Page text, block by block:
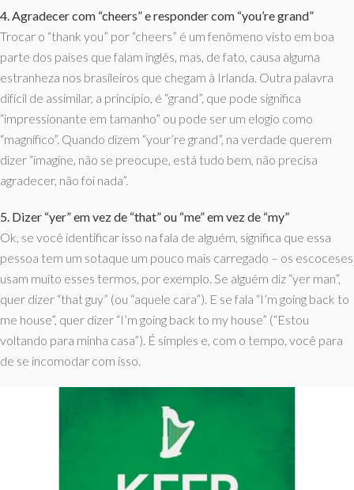
4. Agradecer com “cheers” e responder com “you’re grand”
Trocar o “thank you” por “cheers” é um fenômeno visto em boa
parte dos países que falam inglês, mas, de fato, causa alguma
estranheza nos brasileiros que chegam à Irlanda. Outra palavra
difícil de assimilar, a princípio, é “grand”, que pode significa
“impressionante em tamanho” ou pode ser um elogio como
“magnífico”. Quando dizem “your’re grand”, na verdade querem
dizer “imagine, não se preocupe, está tudo bem, não precisa
agradecer, não foi nada”.
5. Dizer “yer” em vez de “that” ou “me” em vez de “my”
Ok, se você identificar isso na fala de alguém, significa que essa
pessoa tem um sotaque um pouco mais carregado – os escoceses
usam muito esses termos, por exemplo. Se alguém diz “yer man”,
quer dizer “that guy” (ou “aquele cara”). E se fala “I’m going back to
me house”, quer dizer “I’m going back to my house” (“Estou
voltando para minha casa”). É simples e, com o tempo, você para
de se incomodar com isso.